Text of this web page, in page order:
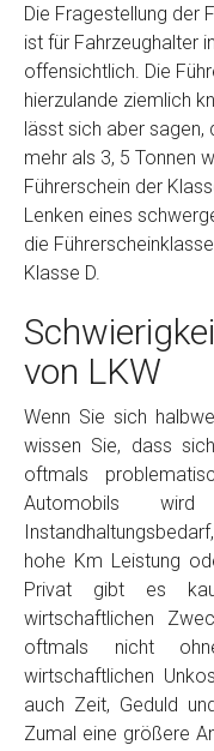
Die Fragestellung der
ist für Fahrzeughalter
offensichtlich. Die
hierzulande ziemlich
lässt sich aber sagen,
mehr als 3, 5 Tonnen
Führerschein der
Lenken eines
die
Klasse D.
von LKW
Wenn Sie sich
wissen Sie, dass
oftmals
Automobils
hohe Km Leistung
Privat gibt es
wirtschaftlichen
oftmals nicht
wirtschaftlichen
auch Zeit, Geduld
Zumal eine größere